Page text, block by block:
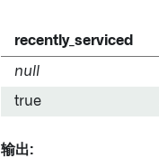
recently_serviced
null
true
输出: